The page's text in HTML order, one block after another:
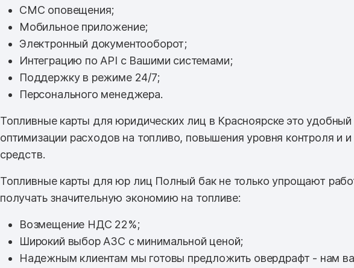
СМС оповещения;
Мобильное приложение;
Электронный документооборот;
Интеграцию по API с Вашими системами;
Поддержку в режиме 24/7;
Персонального менеджера.
Топливные карты для юридических лиц в Красноярске это
оптимизации расходов на топливо, повышения уровня контроля и
средств.
Топливные карты для юр лиц Полный бак не только упрощают
получать значительную экономию на топливе:
Возмещение НДС 22%;
Широкий выбор АЗС с минимальной ценой;
Надежным клиентам мы готовы предложить овердрафт - нам